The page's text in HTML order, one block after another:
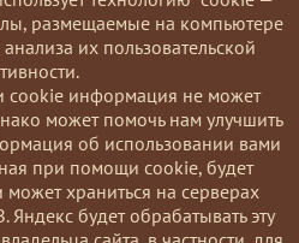
размещаемые на компьютере
их пользовательской
cookie информация не может
может помочь нам улучшить
об использовании вами
при помощи cookie, будет
может храниться на серверах
будет обрабатывать эту